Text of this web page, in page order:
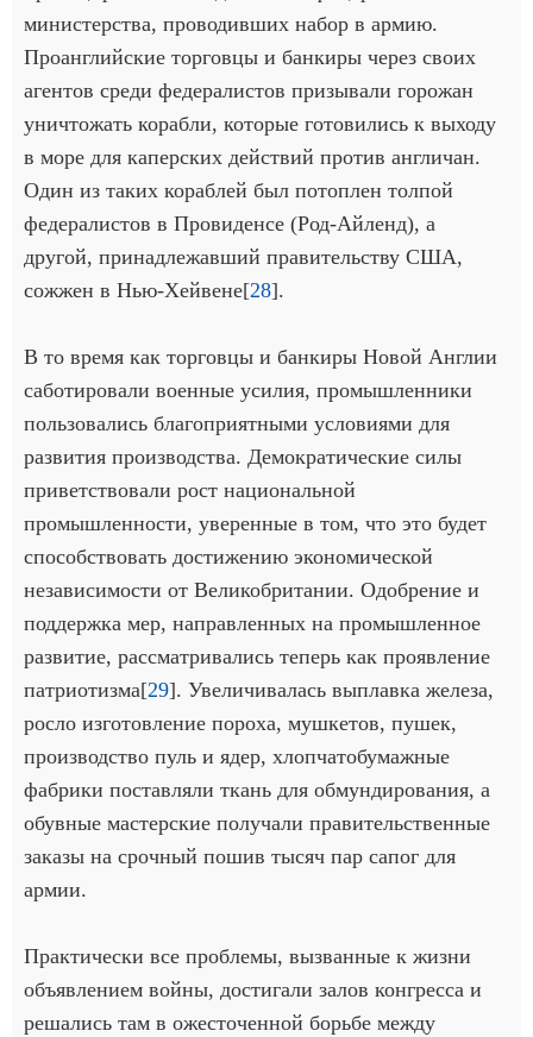
министерства, проводивших набор в армию.
Проанглийские торговцы и банкиры через своих
агентов среди федералистов призывали горожан
уничтожать корабли, которые готовились к выходу
в море для каперских действий против англичан.
Один из таких кораблей был потоплен толпой
федералистов в Провиденсе (Род-Айленд), а
другой, принадлежавший правительству США,
сожжен в Нью-Хейвене[28].
В то время как торговцы и банкиры Новой Англии
саботировали военные усилия, промышленники
пользовались благоприятными условиями для
развития производства. Демократические силы
приветствовали рост национальной
промышленности, уверенные в том, что это будет
способствовать достижению экономической
независимости от Великобритании. Одобрение и
поддержка мер, направленных на промышленное
развитие, рассматривались теперь как проявление
патриотизма[29]. Увеличивалась выплавка железа,
росло изготовление пороха, мушкетов, пушек,
производство пуль и ядер, хлопчатобумажные
фабрики поставляли ткань для обмундирования, а
обувные мастерские получали правительственные
заказы на срочный пошив тысяч пар сапог для
армии.
Практически все проблемы, вызванные к жизни
объявлением войны, достигали залов конгресса и
решались там в ожесточенной борьбе между